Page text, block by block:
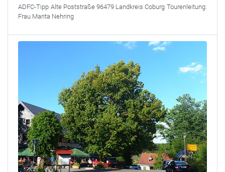
ADFC-Tipp Alte Poststraße 96479 Landkreis Coburg Tourenleitung:
Frau Marita Nehring